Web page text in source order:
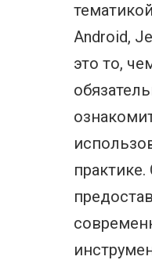
Android,
это то,
практике.